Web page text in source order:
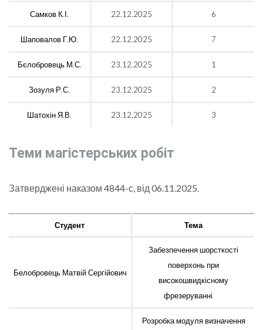
Самков К.І. 22.12.2025 6
Шаповалов Г.Ю. 22.12.2025 7
Бєлобровець М.С. 23.12.2025 1
Зозуля Р.С. 23.12.2025 2
Шатохін Я.В. 23.12.2025 3
Теми магістерських робіт
Затверджені наказом 4844-с, від 06.11.2025.
Студент Тема
Белобровець Матвій Сергійович
Забезпечення шорсткості
поверхонь при
високошвидкісному
фрезеруванні
Розробка модуля визначення